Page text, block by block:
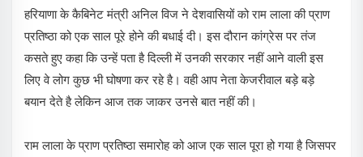
हरियाणा के कैबिनेट मंत्री अनिल विज ने देशवासियों को राम लाला की प्राण
प्रतिष्ठा को एक साल पूरे होने की बधाई दी। इस दौरान कांग्रेस पर तंज
कसते हुए कहा कि उन्हें पता है दिल्ली में उनकी सरकार नहीं आने वाली इस
लिए वे लोग कुछ भी घोषणा कर रहे है। वही आप नेता केजरीवाल बड़े बड़े
बयान देते है लेकिन आज तक जाकर उनसे बात नहीं की।
राम लाला के प्राण प्रतिष्ठा समारोह को आज एक साल पूरा हो गया है जिसपर